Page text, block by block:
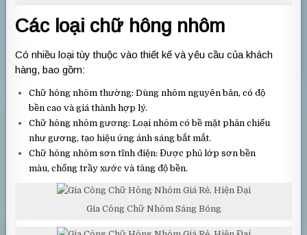
Các loại chữ hông nhôm
Có nhiều loại tùy thuộc vào thiết kế và yêu cầu của khách
hàng, bao gồm:
Chữ hông nhôm thường: Dùng nhôm nguyên bản, có độ
bền cao và giá thành hợp lý.
Chữ hông nhôm gương: Loại nhôm có bề mặt phản chiếu
như gương, tạo hiệu ứng ánh sáng bắt mắt.
Chữ hông nhôm sơn tĩnh điện: Được phủ lớp sơn bền
màu, chống trầy xước và tăng độ bền.
Gia Công Chữ Nhôm Sáng Bóng